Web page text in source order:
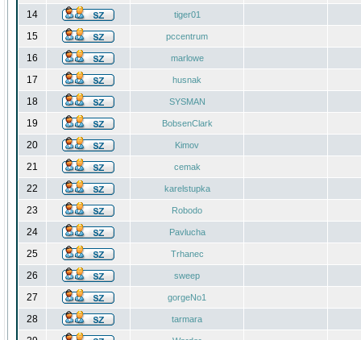
14 tiger01
15 pccentrum
16 marlowe
17 husnak
18 SYSMAN
19 BobsenClark
20 Kimov
21 cemak
22 karelstupka
23 Robodo
24 Pavlucha
25 Trhanec
26 sweep
27 gorgeNo1
28 tarmara